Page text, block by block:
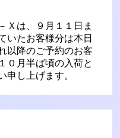
Ｘは、９月１１日ま
いたお客様分は本日
以降のご予約のお客
０月半ば頃の入荷と
申し上げます。